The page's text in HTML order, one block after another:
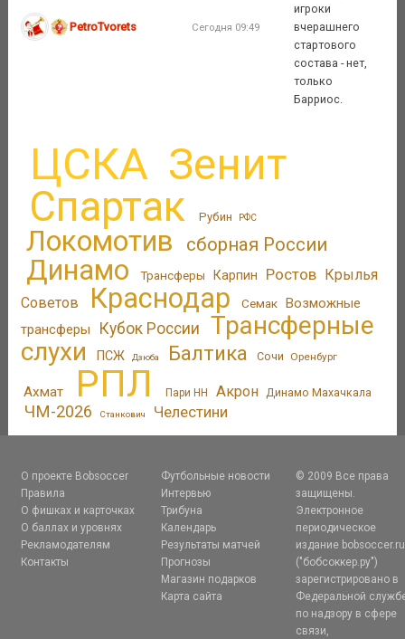
PetroTvorets Сегодня 09:49
игроки
вчерашнего
стартового
состава - нет,
только
Барриос.
ЦСКА Зенит
Спартак Рубин РФС
Локомотив сборная России
Динамо Трансферы Карпин Ростов
Крылья
Советов
Краснодар Семак
Возможные
трансферы
Кубок России
Трансферные
слухи
ПСЖ Дзюба Балтика Сочи Оренбург
Ахмат РПЛ Пари НН Акрон Динамо Махачкала
ЧМ-2026 Станкович Челестини
О проекте Bobsoccer
Правила
О фишках и карточках
О баллах и уровнях
Рекламодателям
Контакты
Футбольные новости
Интервью
Трибуна
Календарь
Результаты матчей
Прогнозы
Магазин подарков
Карта сайта
© 2009 Все права
защищены.
Электронное
периодическое
издание bobsoccer.ru
("бобсоккер.ру")
зарегистрировано в
Федеральной
по надзору в сфере
связи,